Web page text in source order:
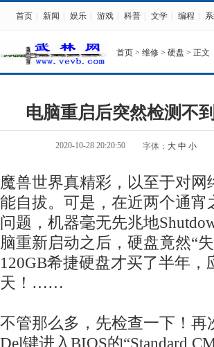
首页 新闻 娱乐 游戏 科普 文学 编程
首页 > 维修 > 硬盘 > 正文
电脑重启后突然检测不
2020-10-28 20:20:50 字体： 大 中 小
魔兽世界真精彩，以至于对
能自拔。可是，在近两个通
问题，机器毫无先兆地
脑重新启动之后，硬盘竟然“
120GB希捷硬盘才买了半年
天！……
不管那么多，先检查一下！
Del键进入BIOS的“Standard